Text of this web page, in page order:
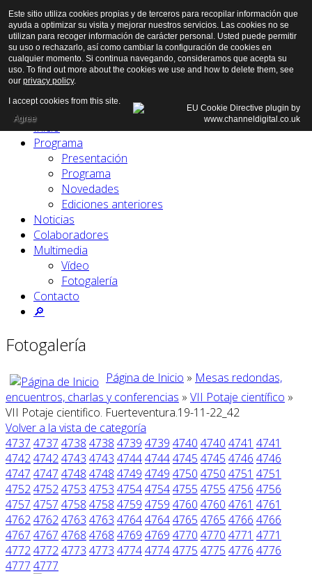
Inicio
Programa
Presentación
Programa
Novedades
Ediciones anteriores
Noticias
Colaboradores
Multimedia
Vídeo
Fotogalería
Contacto
🔎
Fotogalería
Página de Inicio » Mesas redondas,
encuentros, charlas y conferencias » VII Potaje científico »
VII Potaje cientifico. Fuerteventura.19-11-22_42
Volver a la vista de categoría
4737 4737 4738 4738 4739 4739 4740 4740 4741 4741
474247424743 4743 474447444745 4745 4746 4746
4747 4747 4748 4748 4749 4749 4750 4750 4751 4751
475247524753 4753 475447544755 4755 4756 4756
4757 4757 4758 4758 4759 4759 4760 4760 4761 4761
476247624763 4763 476447644765 4765 4766 4766
4767 4767 4768 4768 4769 4769 4770 4770 4771 4771
477247724773 4773 477447744775 4775 4776 4776
4777 4777
Este sitio utiliza cookies propias y de terceros para recopilar información que
ayuda a optimizar su visita y mejorar nuestros servicios. Las cookies no se
utilizan para recoger información de carácter personal. Usted puede permitir
su uso o rechazarlo, así como cambiar la configuración de cookies en
cualquier momento. Si continua navegando, consideramos que acepta su
uso. To find out more about the cookies we use and how to delete them, see
our privacy policy.
I accept cookies from this site.
Agree